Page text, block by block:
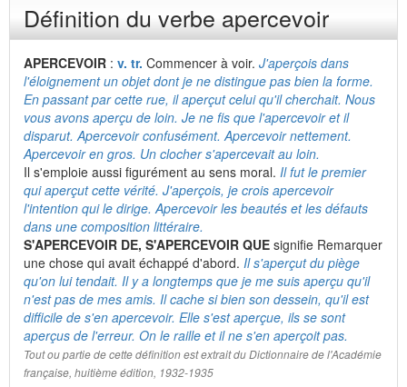
Définition du verbe apercevoir
APERCEVOIR : v. tr. Commencer à voir. J'aperçois dans
l'éloignement un objet dont je ne distingue pas bien la forme.
En passant par cette rue, il aperçut celui qu'il cherchait. Nous
vous avons aperçu de loin. Je ne fis que l'apercevoir et il
disparut. Apercevoir confusément. Apercevoir nettement.
Apercevoir en gros. Un clocher s'apercevait au loin.
Il s'emploie aussi figurément au sens moral. Il fut le premier
qui aperçut cette vérité. J'aperçois, je crois apercevoir
l'intention qui le dirige. Apercevoir les beautés et les défauts
dans une composition littéraire.
S'APERCEVOIR DE, S'APERCEVOIR QUE signifie Remarquer
une chose qui avait échappé d'abord. Il s'aperçut du piège
qu'on lui tendait. Il y a longtemps que je me suis aperçu qu'il
n'est pas de mes amis. Il cache si bien son dessein, qu'il est
difficile de s'en apercevoir. Elle s'est aperçue, ils se sont
aperçus de l'erreur. On le raille et il ne s'en aperçoit pas.
Tout ou partie de cette définition est extrait du Dictionnaire de l'Académie
française, huitième édition, 1932-1935